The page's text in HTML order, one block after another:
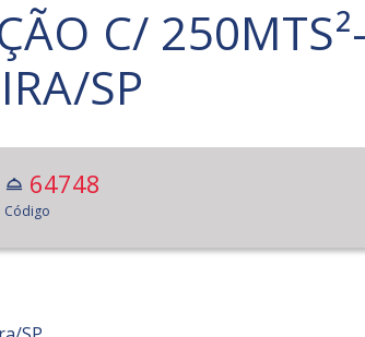
C/ 250MTS²-
SP
64748
Código